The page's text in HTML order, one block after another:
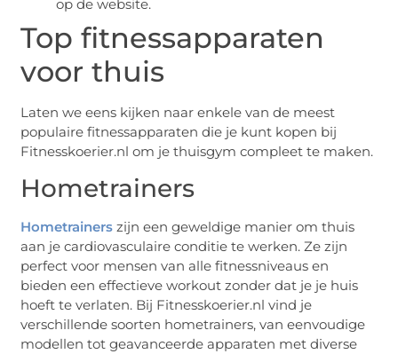
op de website.
Top fitnessapparaten
voor thuis
Laten we eens kijken naar enkele van de meest
populaire fitnessapparaten die je kunt kopen bij
Fitnesskoerier.nl om je thuisgym compleet te maken.
Hometrainers
Hometrainers zijn een geweldige manier om thuis
aan je cardiovasculaire conditie te werken. Ze zijn
perfect voor mensen van alle fitnessniveaus en
bieden een effectieve workout zonder dat je je huis
hoeft te verlaten. Bij Fitnesskoerier.nl vind je
verschillende soorten hometrainers, van eenvoudige
modellen tot geavanceerde apparaten met diverse